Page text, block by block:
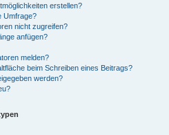
erstellen?
Umfrage?
nicht zugreifen?
anfügen?
melden?
beim Schreiben eines Beitrags?
werden?